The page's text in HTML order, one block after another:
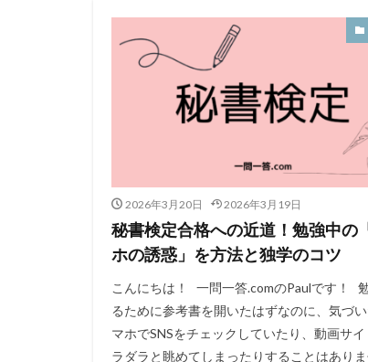
2026年3月20日 2026年3月19日
秘書検定合格への近道！勉強中の
ホの誘惑」を方法と独学のコツ
こんにちは！ 一問一答.comのPaulです！
るために参考書を開いたはずなのに、気づ
マホでSNSをチェックしていたり、動画サ
ラダラと眺めてしまったりすることはあり